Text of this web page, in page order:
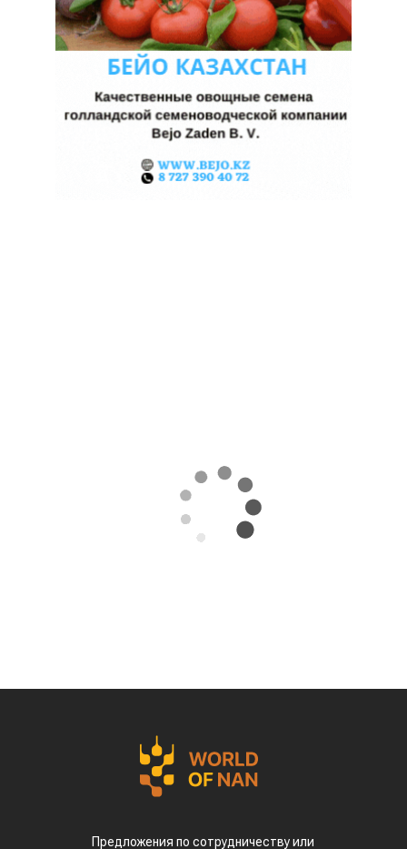
За первые пять месяцев этого года аграрии
Казахстана совершили масштабный прорыв
на мировом рынке зернобобовых, продав за
отметке в $35 млн.
страны мира. Ключевым торговым партнером
остается Турция, которая увеличила закупки в
пять раз и импортировала 63,4 тыс. тонн.
Главной сенсацией отчетного периода стал
полностью отсутствовали, то за пять месяцев